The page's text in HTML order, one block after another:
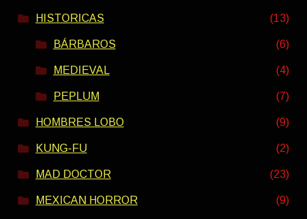
HISTORICAS (13)
BÁRBAROS (6)
MEDIEVAL (4)
PEPLUM (7)
HOMBRES LOBO (9)
KUNG-FU (2)
MAD DOCTOR (23)
MEXICAN HORROR (9)